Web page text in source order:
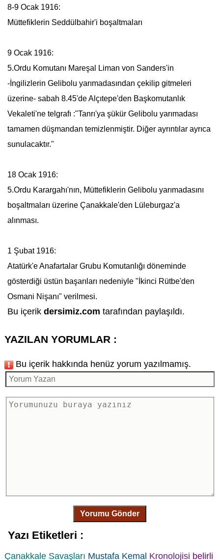
8-9 Ocak 1916:
Müttefiklerin Seddülbahir'i boşaltmaları
9 Ocak 1916:
5.Ordu Komutanı Mareşal Liman von Sanders'in
-İngilizlerin Gelibolu yarımadasından çekilip gitmeleri
üzerine- sabah 8.45'de Alçıtepe'den Başkomutanlık
Vekaleti'ne telgrafı :"Tanrı'ya şükür Gelibolu yarımadası
tamamen düşmandan temizlenmiştir. Diğer ayrıntılar ayrıca
sunulacaktır."
18 Ocak 1916:
5.Ordu Karargahı'nın, Müttefiklerin Gelibolu yarımadasını
boşaltmaları üzerine Çanakkale'den Lüleburgaz'a
alınması.
1 Şubat 1916:
Atatürk'eAnafartalar Grubu Komutanlığı döneminde
gösterdiği üstün başarıları nedeniyle "İkinci Rütbe'den
Osmani Nişanı" verilmesi.
Bu içerik dersimiz.com tarafından paylaşıldı.
YAZILAN YORUMLAR :
Bu içerik hakkında henüz yorum yazılmamış.
Yorumu Gönder
Yazı Etiketleri :
Çanakkale Savaşları Mustafa Kemal Kronolojisi belirli